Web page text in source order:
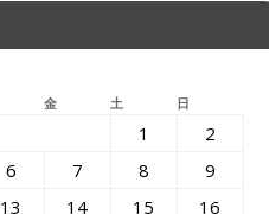
金 土 日
1
2
6 7 8
9
13 14 15
16